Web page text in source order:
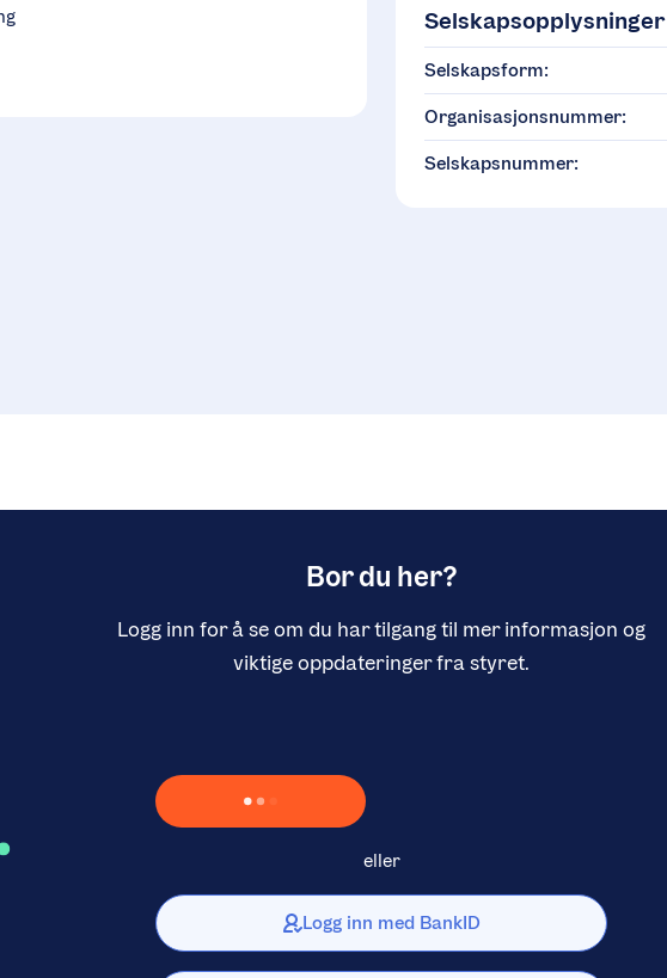
Selskapsopplysninger
Selskapsform:
Organisasjonsnummer:
Selskapsnummer:
Bor du her?
Logg inn for å se om du har tilgang til mer informasjon og
viktige oppdateringer fra styret.
Laster inn Vipps …
eller
Logg inn med BankID